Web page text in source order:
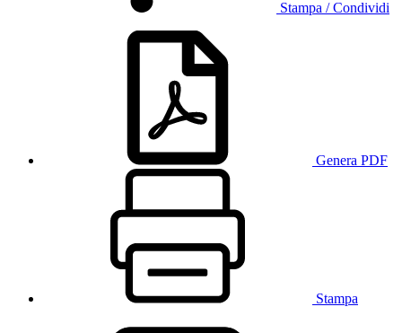
Stampa / Condividi
Genera PDF
Stampa